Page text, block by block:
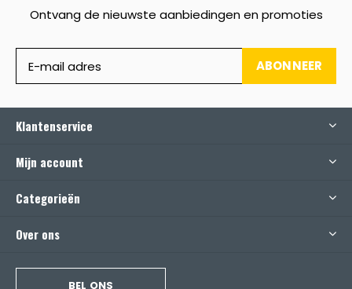
Ontvang de nieuwste aanbiedingen en promoties
ABONNEER
Klantenservice
Mijn account
Categorieën
Over ons
BEL ONS